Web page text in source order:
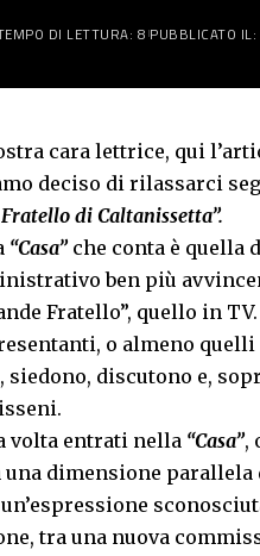
DI LETTURA: 8 PUBBLICATO
cara lettrice, qui
deciso di rilassarci
di Caltanissetta”.
“Casa” che conta è quella
ben più
Fratello”, quello in TV.
o almeno
discutono e,
volta entrati nella “Casa”,
dimensione parallela
un’espressione
tra una nuova